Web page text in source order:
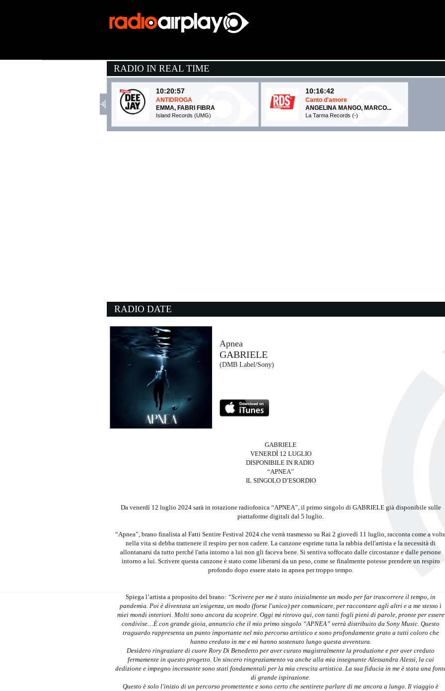
RADIO IN REAL TIME
10:20:57
ANTIDROGA
EMMA, FABRI FIBRA
Island Records (UMG)
10:16:42
Canto d'amore
ANGELINA MANGO, MARCO...
La Tarma Records (-)
10:12:17
BLUE OYSTER CULT
- (-)
10:13:37
Cynical
TWOCOLORS x SAFRI DUO ...
Virgin Records (UMG)
RADIO DATE
Apnea
GABRIELE
(DMB Label/Sony)
GABRIELE
VENERDÌ 12 LUGLIO
DISPONIBILE IN RADIO
“APNEA”
IL SINGOLO D’ESORDIO
Da venerdì 12 luglio 2024 sarà in rotazione radiofonica “APNEA”, il primo singolo di GABRIELE già disponibile sulle
piattaforme digitali dal 5 luglio.
“Apnea”, brano finalista al Fatti Sentire Festival 2024 che verrà trasmesso su Rai 2 giovedì 11 luglio, racconta come a
nella vita si debba trattenere il respiro per non cadere. La canzone esprime tutta la rabbia dell'artista e la necessità di
allontanarsi da tutto perché l'aria intorno a lui non gli faceva bene. Si sentiva soffocato dalle circostanze e dalle persone
intorno a lui. Scrivere questa canzone è stato come liberarsi da un peso, come se finalmente potesse prendere un respiro
profondo dopo essere stato in apnea per troppo tempo.
Spiega l’artista a proposito del brano: “Scrivere per me è stato inizialmente un modo per far trascorrere il tempo, in
pandemia. Poi è diventata un'esigenza, un modo (forse l'unico) per comunicare, per raccontare agli altri e a me stesso i
miei mondi interiori. Molti sono ancora da scoprire. Oggi mi ritrovo qui, con tanti fogli pieni di parole, pronte per essere
condivise…È con grande gioia, annuncio che il mio primo singolo “APNEA” verrà distribuito da Sony Music. Questo
traguardo rappresenta un punto importante nel mio percorso artistico e sono profondamente grato a tutti coloro che
hanno creduto in me e mi hanno sostenuto lungo questa avventura.
Desidero ringraziare di cuore Rory Di Benedetto per aver curato magistralmente la produzione e per aver creduto
fermamente in questo progetto. Un sincero ringraziamento va anche alla mia insegnante Alessandra Alessi, la cui
dedizione e impegno incessante sono stati fondamentali per la mia crescita artistica. La sua fiducia in me è stata una
di grande ispirazione.
Questo è solo l'inizio di un percorso promettente e sono certo che sentirete parlare di me ancora a lungo. Il viaggio è